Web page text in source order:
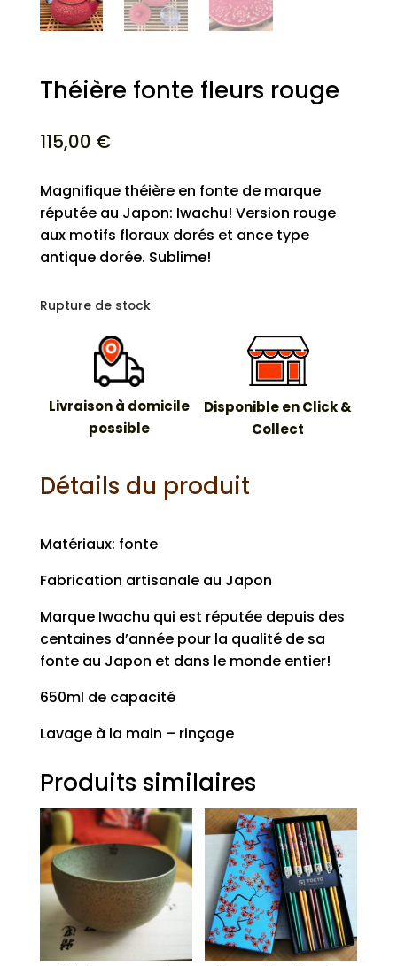
Théière fonte fleurs rouge
115,00 €
Magnifique théière en fonte de marque
réputée au Japon: Iwachu! Version rouge
aux motifs floraux dorés et ance type
antique dorée. Sublime!
Rupture de stock
Livraison à domicile
possible
Disponible en Click &
Collect
Détails du produit
Matériaux: fonte
Fabrication artisanale au Japon
Marque Iwachu qui est réputée depuis des
centaines d’année pour la qualité de sa
fonte au Japon et dans le monde entier!
650ml de capacité
Lavage à la main – rinçage
Produits similaires